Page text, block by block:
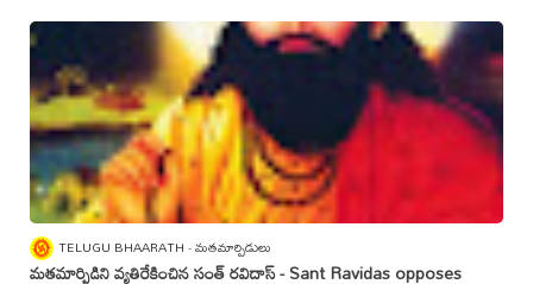
TELUGU BHAARATH మతమార్పిడులు
మతమార్పిడిని వ్యతిరేకించిన సంత్‌ రవిదాస్‌ - Sant Ravidas opposes